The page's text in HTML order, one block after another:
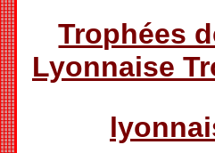
Trophées
Lyonnaise